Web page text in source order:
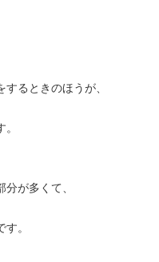
るときのほうが、
が多くて、
。